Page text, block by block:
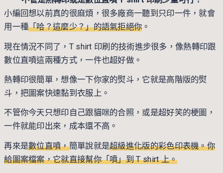
小編回想以前真的很麻煩，很多廠商一聽到只印一件，就會
用一種「哈？這麼少？」的語氣拒絕你 。
現在情況不同了，T shirt 印刷的技術進步很多，像熱轉印跟
數位直噴這兩種方式，一件也超好做。
熱轉印很簡單，想像一下你家的熨斗，它就是高階版的熨
斗，把圖案快速黏到衣服上。
不管你今天只想印自己跟貓咪的合照，或是超好笑的梗圖，
一件就能印出來，成本還不高。
再來是數位直噴，簡單說就是超級進化版的彩色印表機。你
給圖案檔案，它就直接幫你「噴」到 T shirt 上。